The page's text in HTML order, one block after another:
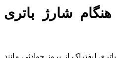
شارژ باتری
لیفتراک از بروز حوادثی مانند